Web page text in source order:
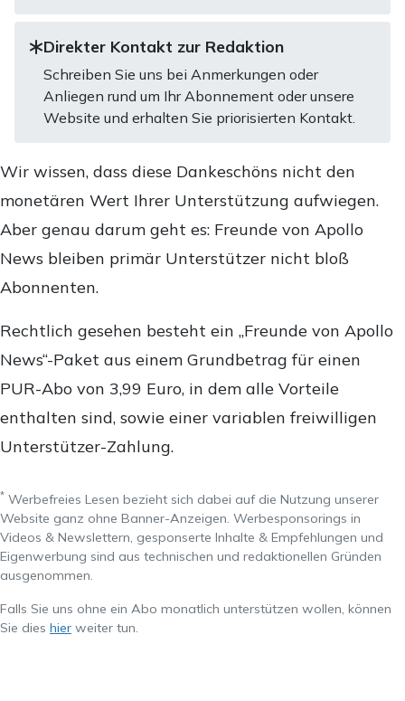
Direkter Kontakt zur Redaktion
Schreiben Sie uns bei Anmerkungen oder
Anliegen rund um Ihr Abonnement oder unsere
Website und erhalten Sie priorisierten Kontakt.
Wir wissen, dass diese Dankeschöns nicht den
monetären Wert Ihrer Unterstützung aufwiegen.
Aber genau darum geht es: Freunde von Apollo
News bleiben primär Unterstützer nicht bloß
Abonnenten.
Rechtlich gesehen besteht ein „Freunde von Apollo
News“-Paket aus einem Grundbetrag für einen
PUR-Abo von 3,99 Euro, in dem alle Vorteile
enthalten sind, sowie einer variablen freiwilligen
Unterstützer-Zahlung.
* Werbefreies Lesen bezieht sich dabei auf die Nutzung unserer
Website ganz ohne Banner-Anzeigen. Werbesponsorings in
Videos & Newslettern, gesponserte Inhalte & Empfehlungen und
Eigenwerbung sind aus technischen und redaktionellen Gründen
ausgenommen.
Falls Sie uns ohne ein Abo monatlich unterstützen wollen, können
Sie dies hier weiter tun.